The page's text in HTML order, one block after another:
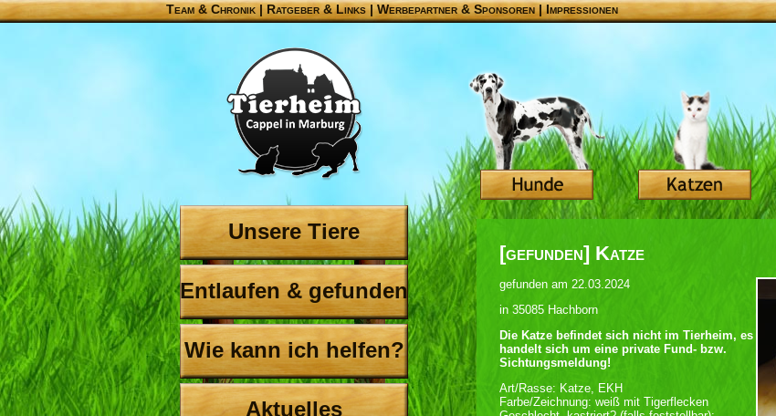
Team & Chronik |Ratgeber & Links|Werbepartner & Sponsoren|Impressionen
Unsere Tiere
Entlaufen & gefunden
Wie kann ich helfen?
Aktuelles
[gefunden] Katze
gefunden am 22.03.2024
in 35085 Hachborn
Die Katze befindet sich nicht im Tierheim, es
handelt sich um eine private Fund- bzw.
Sichtungsmeldung!
Art/Rasse: Katze, EKH
Farbe/Zeichnung: weiß mit Tigerflecken